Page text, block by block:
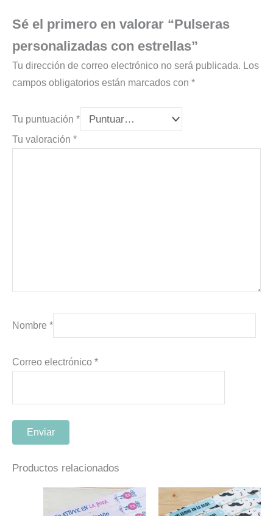
Sé el primero en valorar “Pulseras
personalizadas con estrellas”
Tu dirección de correo electrónico no será publicada. Los
campos obligatorios están marcados con *
Tu puntuación *
Tu valoración *
Nombre *
Correo electrónico *
Productos relacionados
Este
producto
Este
producto